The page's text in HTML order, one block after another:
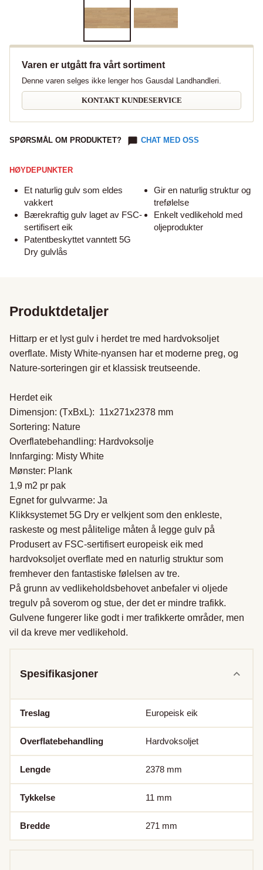
Varen er utgått fra vårt sortiment
Denne varen selges ikke lenger hos Gausdal Landhandleri.
KONTAKT KUNDESERVICE
SPØRSMÅL OM PRODUKTET? CHAT MED OSS
HØYDEPUNKTER
Et naturlig gulv som eldes
vakkert
Bærekraftig gulv laget av FSC-
sertifisert eik
Patentbeskyttet vanntett 5G
Dry gulvlås
Gir en naturlig struktur og
trefølelse
Enkelt vedlikehold med
oljeprodukter
Produktdetaljer
Hittarp er et lyst gulv i herdet tre med hardvoksoljet
overflate. Misty White-nyansen har et moderne preg, og
Nature-sorteringen gir et klassisk treutseende.
Herdet eik
Dimensjon: (TxBxL):  11x271x2378 mm
Sortering: Nature
Overflatebehandling: Hardvoksolje
Innfarging: Misty White
Mønster: Plank
1,9 m2 pr pak
Egnet for gulvvarme: Ja
Klikksystemet 5G Dry er velkjent som den enkleste,
raskeste og mest pålitelige måten å legge gulv på
Produsert av FSC-sertifisert europeisk eik med
hardvoksoljet overflate med en naturlig struktur som
fremhever den fantastiske følelsen av tre.
På grunn av vedlikeholdsbehovet anbefaler vi oljede
tregulv på soverom og stue, der det er mindre trafikk.
Gulvene fungerer like godt i mer trafikkerte områder, men
vil da kreve mer vedlikehold.
Spesifikasjoner
Treslag Europeisk eik
Overflatebehandling Hardvoksoljet
Lengde 2378 mm
Tykkelse 11 mm
Bredde 271 mm